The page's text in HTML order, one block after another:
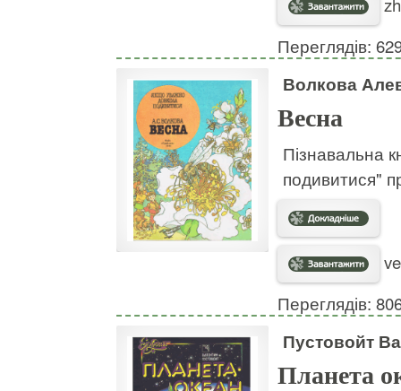
Переглядів:
Волкова
Весна
Пізнавальна
подивитися"
Переглядів:
Пустовойт
Планета